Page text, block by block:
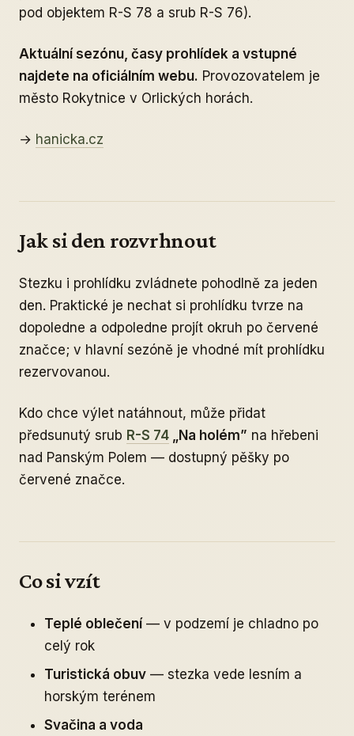
pod objektem R-S 78 a srub R-S 76).
Aktuální sezónu, časy prohlídek a vstupné
najdete na oficiálním webu. Provozovatelem je
město Rokytnice v Orlických horách.
→ hanicka.cz
Jak si den rozvrhnout
Stezku i prohlídku zvládnete pohodlně za jeden
den. Praktické je nechat si prohlídku tvrze na
dopoledne a odpoledne projít okruh po červené
značce; v hlavní sezóně je vhodné mít prohlídku
rezervovanou.
Kdo chce výlet natáhnout, může přidat
předsunutý srub R-S 74 „Na holém” na hřebeni
nad Panským Polem — dostupný pěšky po
červené značce.
Co si vzít
Teplé oblečení— v podzemí je chladno po
celý rok
Turistická obuv — stezka vede lesním a
horským terénem
Svačina a voda